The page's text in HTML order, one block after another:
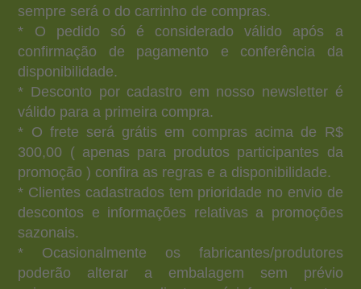
sempre será o do carrinho de compras.
* O pedido só é considerado válido após a
confirmação de pagamento e conferência da
disponibilidade.
* Desconto por cadastro em nosso newsletter é
válido para a primeira compra.
* O frete será grátis em compras acima de R$
300,00 ( apenas para produtos participantes da
promoção ) confira as regras e a disponibilidade.
* Clientes cadastrados tem prioridade no envio de
descontos e informações relativas a promoções
sazonais.
* Ocasionalmente os fabricantes/produtores
poderão alterar a embalagem sem prévio